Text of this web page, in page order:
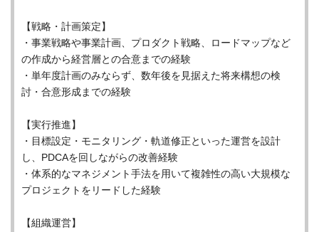
【戦略・計画策定】
・事業戦略や事業計画、プロダクト戦略、ロードマップなど
の作成から経営層との合意までの経験
・単年度計画のみならず、数年後を見据えた将来構想の検
討・合意形成までの経験
【実行推進】
・目標設定・モニタリング・軌道修正といった運営を設計
し、PDCAを回しながらの改善経験
・体系的なマネジメント手法を用いて複雑性の高い大規模な
プロジェクトをリードした経験
【組織運営】